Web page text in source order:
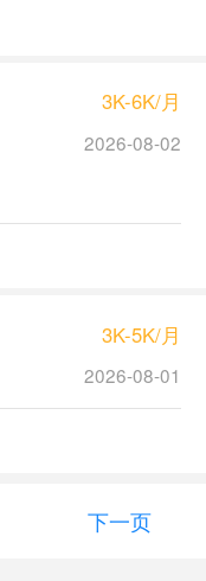
3K-6K/月
2026-08-02
3K-5K/月
2026-08-01
下一页